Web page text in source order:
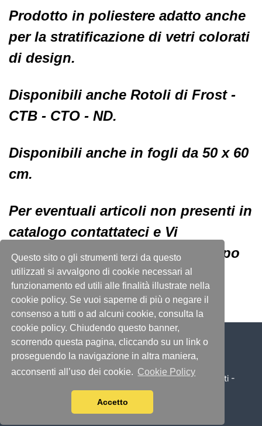
Questo sito o gli strumenti terzi da questo
utilizzati si avvalgono di cookie necessari al
funzionamento ed utili alle finalità illustrate nella
cookie policy. Se vuoi saperne di più o negare il
consenso a tutti o ad alcuni cookie, consulta la
cookie policy. Chiudendo questo banner,
scorrendo questa pagina, cliccando su un link o
proseguendo la navigazione in altra maniera,
acconsenti all’uso dei cookie. Cookie Policy
Accetto
Prodotto in poliestere adatto anche
per la stratificazione di vetri colorati
di design.
Disponibili anche Rotoli di Frost -
CTB - CTO - ND.
Disponibili anche in fogli da 50 x 60
cm.
Per eventuali articoli non presenti in
catalogo contattateci e Vi
risponderemo nel più breve tempo
possibile!
© 2026 Illumino Service S.r.l. - Tutti i diritti sono riservati -
P.IVA 04197070370 - byImmagica & Partner